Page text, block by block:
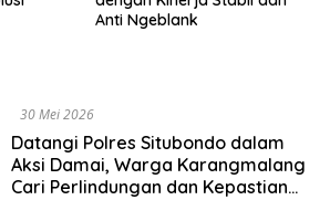
Anti Ngeblank
30 Mei 2026
Datangi Polres Situbondo dalam
Aksi Damai, Warga Karangmalang
Cari Perlindungan dan Kepastian